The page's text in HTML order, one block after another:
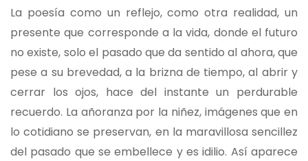
La poesía como un reflejo, como otra realidad, un
presente que corresponde a la vida, donde el futuro
no existe, solo el pasado que da sentido al ahora, que
pese a su brevedad, a la brizna de tiempo, al abrir y
cerrar los ojos, hace del instante un perdurable
recuerdo. La añoranza por la niñez, imágenes que en
lo cotidiano se preservan, en la maravillosa sencillez
del pasado que se embellece y es idilio. Así aparece